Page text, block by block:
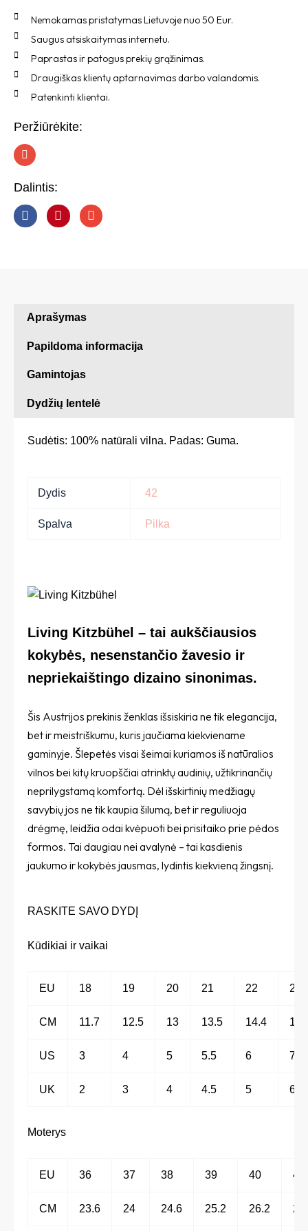
Nemokamas pristatymas Lietuvoje nuo 50 Eur.
Saugus atsiskaitymas internetu.
Paprastas ir patogus prekių grąžinimas.
Draugiškas klientų aptarnavimas darbo valandomis.
Patenkinti klientai.
Peržiūrėkite:
I
n
a
g
r
a
Dalintis:
Aprašymas
Papildoma informacija
Gamintojas
Dydžių lentelė
Sudėtis: 100% natūrali vilna. Padas: Guma.
Dydis 42
Spalva Pilka
Living Kitzbühel – tai aukščiausios
kokybės, nesenstančio žavesio ir
nepriekaištingo dizaino sinonimas.
Šis Austrijos prekinis ženklas išsiskiria ne tik elegancija,
bet ir meistriškumu, kuris jaučiama kiekviename
gaminyje. Šlepetės visai šeimai kuriamos iš natūralios
vilnos bei kitų kruopščiai atrinktų audinių, užtikrinančių
neprilygstamą komfortą. Dėl išskirtinių medžiagų
savybių jos ne tik kaupia šilumą, bet ir reguliuoja
drėgmę, leidžia odai kvėpuoti bei prisitaiko prie pėdos
formos. Tai daugiau nei avalynė – tai kasdienis
jaukumo ir kokybės jausmas, lydintis kiekvieną žingsnį.
RASKITE SAVO DYDĮ
Kūdikiai ir vaikai
EU 18 19 20 21 22 23
CM 11.7 12.5 13 13.5 14.4 15
US 3 4 5 5.5 6 7
UK 2 3 4 4.5 5 6
Moterys
EU 36 37 38 39 40 41
CM 23.6 24 24.6 25.2 26.2 27